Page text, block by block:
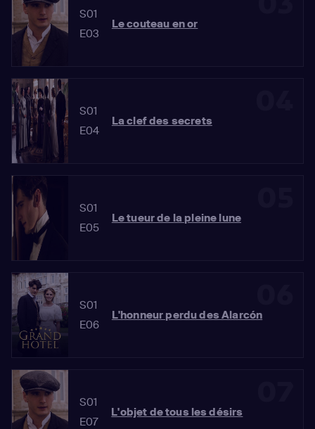
S01
E03
Le couteau en or
S01
E04
La clef des secrets
S01
E05
Le tueur de la pleine lune
S01
E06
L'honneur perdu des Alarcón
S01
E07
L'objet de tous les désirs